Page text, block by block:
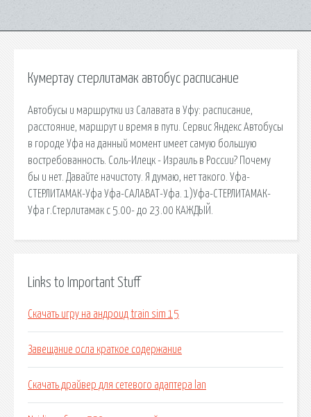
Кумертау стерлитамак автобус расписание
Автобусы и маршрутки из Салавата в Уфу: расписание,
расстояние, маршрут и время в пути. Сервис Яндекс Автобусы
в городе Уфа на данный момент имеет самую большую
востребованность. Соль-Илецк - Израиль в России? Почему
бы и нет. Давайте начистоту. Я думаю, нет такого. Уфа-
СТЕРЛИТАМАК-Уфа Уфа-САЛАВАТ-Уфа. 1)Уфа-СТЕРЛИТАМАК-
Уфа г.Стерлитамак с 5.00- до 23.00 КАЖДЫЙ.
Links to Important Stuff
Скачать игру на андроид train sim 15
Завещание осла краткое содержание
Скачать драйвер для сетевого адаптера lan